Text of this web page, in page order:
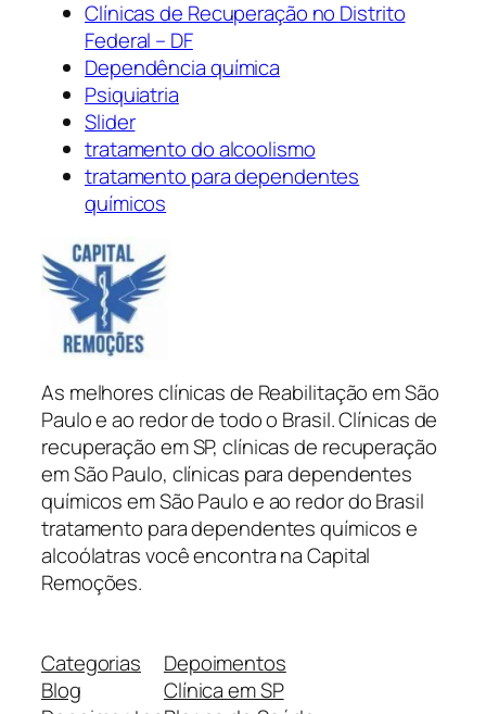
Clínicas de Recuperação no Distrito
Federal – DF
Dependência química
Psiquiatria
Slider
tratamento do alcoolismo
tratamento para dependentes
químicos
As melhores clínicas de Reabilitação em São
Paulo e ao redor de todo o Brasil. Clínicas de
recuperação em SP, clínicas de recuperação
em São Paulo, clínicas para dependentes
químicos em São Paulo e ao redor do Brasil
tratamento para dependentes químicos e
alcoólatras você encontra na Capital
Remoções.
Categorias
Blog
Depoimentos
Clínica em SP